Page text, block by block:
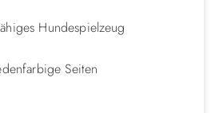
Hundespielzeug
Seiten